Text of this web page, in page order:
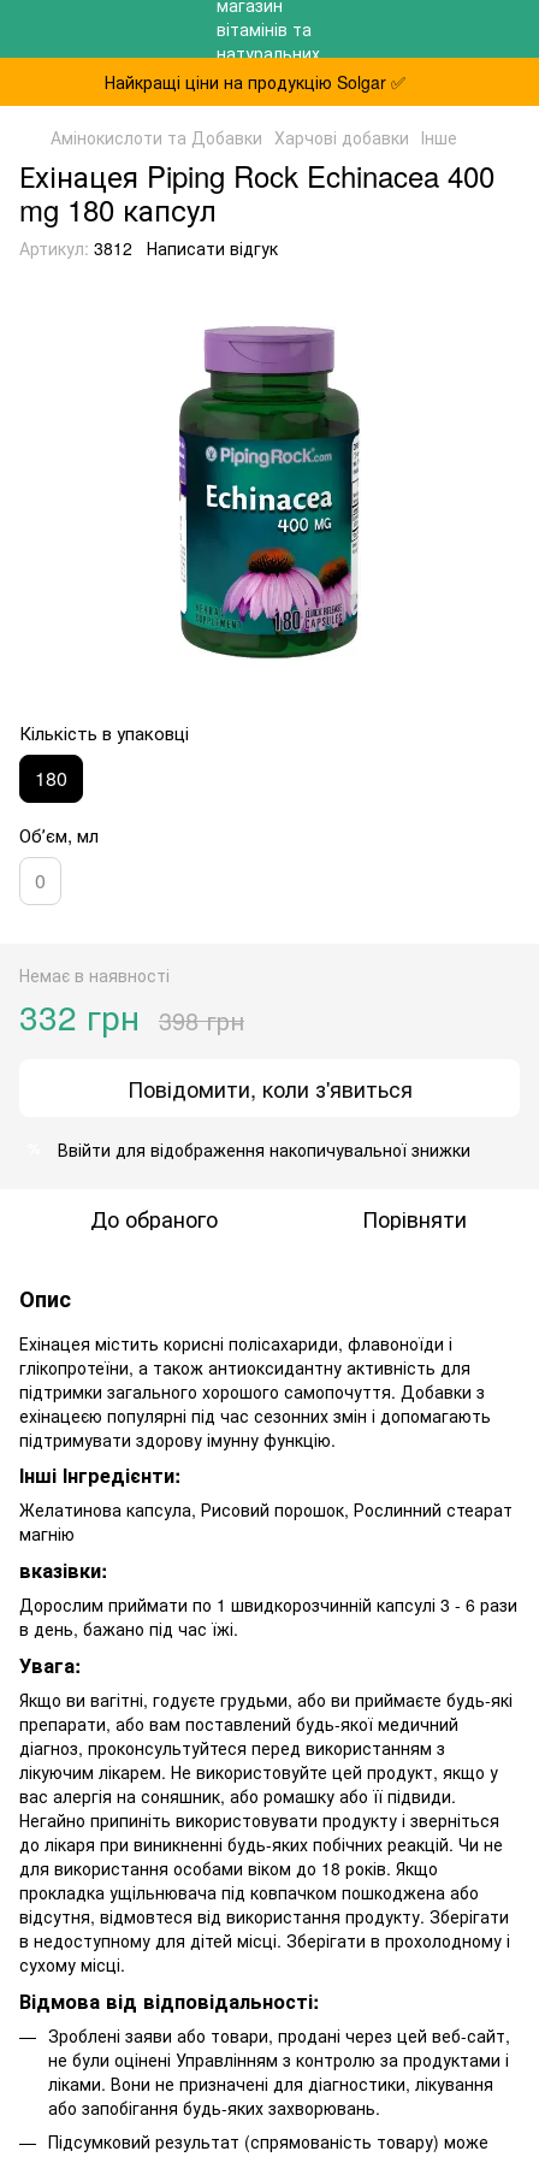
Найкращі ціни на продукцію Solgar ✅
Амінокислоти та Добавки Харчові добавки Інше
Ехінацея Piping Rock Echinacea 400
mg 180 капсул
Артикул: 3812 Написати відгук
Кількість в упаковці
180
Обʼєм, мл
0
Немає в наявності
332 грн 398 грн
Повідомити, коли з'явиться
Ввійти для відображення накопичувальної знижки
До обраного Порівняти
Опис
Ехінацея містить корисні полісахариди, флавоноїди і
глікопротеїни, а також антиоксидантну активність для
підтримки загального хорошого самопочуття. Добавки з
ехінацеєю популярні під час сезонних змін і допомагають
підтримувати здорову імунну функцію.
Інші Інгредієнти:
Желатинова капсула, Рисовий порошок, Рослинний стеарат
магнію
вказівки:
Дорослим приймати по 1 швидкорозчинній капсулі 3 - 6 рази
в день, бажано під час їжі.
Увага:
Якщо ви вагітні, годуєте грудьми, або ви приймаєте будь-які
препарати, або вам поставлений будь-якої медичний
діагноз, проконсультуйтеся перед використанням з
лікуючим лікарем. Не використовуйте цей продукт, якщо у
вас алергія на соняшник, або ромашку або її підвиди.
Негайно припиніть використовувати продукту і зверніться
до лікаря при виникненні будь-яких побічних реакцій. Чи не
для використання особами віком до 18 років. Якщо
прокладка ущільнювача під ковпачком пошкоджена або
відсутня, відмовтеся від використання продукту. Зберігати
в недоступному для дітей місці. Зберігати в прохолодному і
сухому місці.
Відмова від відповідальності:
Зроблені заяви або товари, продані через цей веб-сайт,
не були оцінені Управлінням з контролю за продуктами і
ліками. Вони не призначені для діагностики, лікування
або запобігання будь-яких захворювань.
Підсумковий результат (спрямованість товару) може